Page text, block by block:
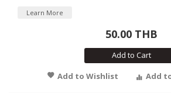
Learn More
50.00 THB
Add to Cart
Add to Wishlist
Add